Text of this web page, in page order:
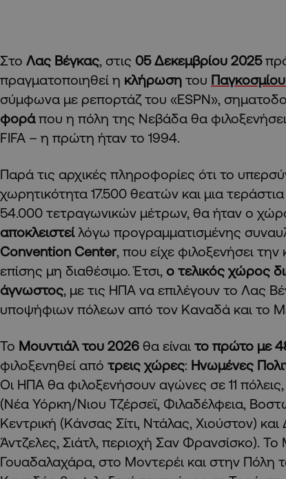
Στο Λας Βέγκας, στις 05 Δεκεμβρίου 2025
πραγματοποιηθεί η κλήρωση του
σύμφωνα με ρεπορτάζ του «ESPN»,
φοράπου η πόλη της Νεβάδα θα
FIFA – η πρώτη ήταν το 1994.
Παρά τις αρχικές πληροφορίες ότι το
χωρητικότητα 17.500 θεατών και μια
54.000 τετραγωνικών μέτρων, θα ήταν ο
αποκλειστείλόγω προγραμματισμένης
Convention Center, που είχε φιλοξενήσει
επίσης μη διαθέσιμο. Έτσι, ο τελικός χώρος
άγνωστος, με τις ΗΠΑ να επιλέγουν το Λας
υποψήφιων πόλεων από τον Καναδά και το
Το Μουντιάλ του 2026 θα είναι το πρώτο με
φιλοξενηθεί από τρεις χώρες: Ηνωμένες
Οι ΗΠΑ θα φιλοξενήσουν αγώνες σε 11
(Νέα Υόρκη/Νιου Τζέρσεϊ, Φιλαδέλφεια,
Κεντρική (Κάνσας Σίτι, Ντάλας, Χιούστον)
Άντζελες, Σιάτλ, περιοχή Σαν Φρανσίσκο). Το
Γουαδαλαχάρα, στο Μοντερέι και στην Πόλη